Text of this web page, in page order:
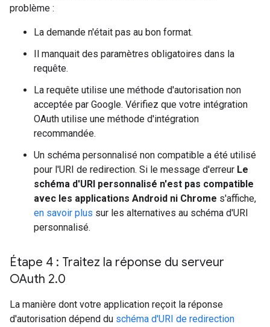
problème :
La demande n'était pas au bon format.
Il manquait des paramètres obligatoires dans la
requête.
La requête utilise une méthode d'autorisation non
acceptée par Google. Vérifiez que votre intégration
OAuth utilise une méthode d'intégration
recommandée.
Un schéma personnalisé non compatible a été utilisé
pour l'URI de redirection. Si le message d'erreur Le
schéma d'URI personnalisé n'est pas compatible
avec les applications Android ni Chrome s'affiche,
en savoir plus sur les alternatives au schéma d'URI
personnalisé.
Étape 4 : Traitez la réponse du serveur
OAuth 2.0
La manière dont votre application reçoit la réponse
d'autorisation dépend du schéma d'URI de redirection